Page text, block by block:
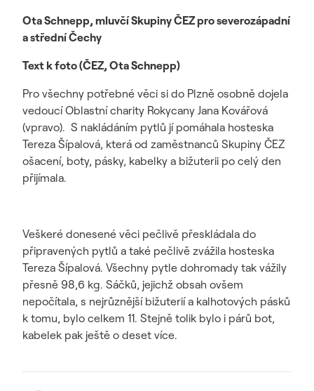
Ota Schnepp, mluvčí Skupiny ČEZ pro severozápadní
a střední Čechy
Text k foto (ČEZ, Ota Schnepp)
Pro všechny potřebné věci si do Plzně osobně dojela
vedoucí Oblastní charity Rokycany Jana Kovářová
(vpravo). S nakládáním pytlů jí pomáhala hosteska
Tereza Šípalová, která od zaměstnanců Skupiny ČEZ
ošacení, boty, pásky, kabelky a bižuterii po celý den
přijímala.
Veškeré donesené věci pečlivě přeskládala do
připravených pytlů a také pečlivě zvážila hosteska
Tereza Šípalová. Všechny pytle dohromady tak vážily
přesně 98,6 kg. Sáčků, jejichž obsah ovšem
nepočítala, s nejrůznější bižuterií a kalhotových pásků
k tomu, bylo celkem 11. Stejně tolik bylo i párů bot,
kabelek pak ještě o deset více.